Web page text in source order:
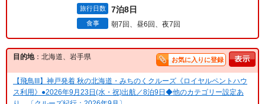
旅行日数 7泊8日
食事 朝7回、昼6回、夜7回
目的地：北海道、岩手県 お気に入りに登録
【飛鳥III】神戸発着 秋の北海道・みちのくクルーズ《ロイヤルペントハウ
ス利用》●2026年9月23日(水・祝)出航／8泊9日◆他のカテゴリー設定あ